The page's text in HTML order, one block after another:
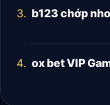
b123 chớp
ox bet VIP